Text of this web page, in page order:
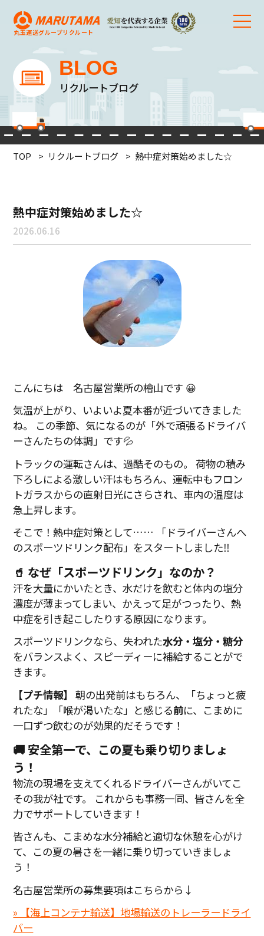
丸玉運送グループリクルート
BLOG
リクルートブログ
TOP リクルートブログ 熱中症対策始めました☆
熱中症対策始めました☆
2026.06.16
こんにちは 名古屋営業所の檜山です 😀
気温が上がり、いよいよ夏本番が近づいてきました
ね。 この季節、気になるのが「外で頑張るドライバ
ーさんたちの体調」です💦
トラックの運転さんは、過酷そのもの。 荷物の積み
下ろしによる激しい汗はもちろん、運転中もフロン
トガラスからの直射日光にさらされ、車内の温度は
急上昇します。
そこで！熱中症対策として…… 「ドライバーさんへ
のスポーツドリンク配布」をスタートしました‼
🥤 なぜ「スポーツドリンク」なのか？
汗を大量にかいたとき、水だけを飲むと体内の塩分
濃度が薄まってしまい、かえって足がつったり、熱
中症を引き起こしたりする原因になります。
スポーツドリンクなら、失われた水分・塩分・糖分
をバランスよく、スピーディーに補給することがで
きます。
【プチ情報】 朝の出発前はもちろん、「ちょっと疲
れたな」「喉が渇いたな」と感じる前に、こまめに
一口ずつ飲むのが効果的だそうです！
🚚 安全第一で、この夏も乗り切りましょ
う！
物流の現場を支えてくれるドライバーさんがいてこ
その我が社です。 これからも事務一同、皆さんを全
力でサポートしていきます！
皆さんも、こまめな水分補給と適切な休憩を心がけ
て、この夏の暑さを一緒に乗り切っていきましょ
う！
名古屋営業所の募集要項はこちらから↓
» 【海上コンテナ輸送】地場輸送のトレーラードライ
バー